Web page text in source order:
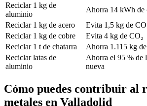
Reciclar 1 kg de
aluminio
Ahorra 14 kWh de
Reciclar 1 kg de acero
Evita 1,5 kg de
Reciclar 1 kg de cobre
Evita 4 kg de CO₂
Reciclar 1 t de chatarra
Ahorra 1.115 kg
Reciclar latas de
aluminio
Ahorra el 95 % de
nueva
Cómo puedes contribuir al
metales en Valladolid